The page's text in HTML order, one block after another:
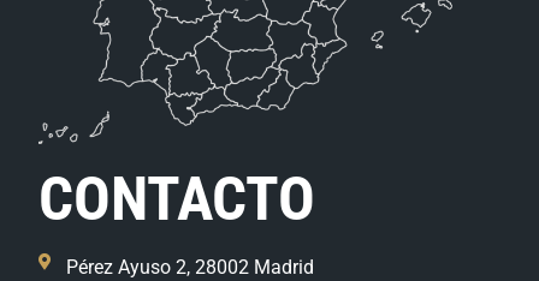
CONTACTO
Pérez Ayuso 2, 28002 Madrid